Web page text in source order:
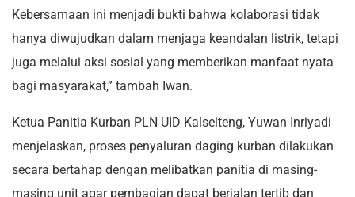
Kebersamaan ini menjadi bukti bahwa kolaborasi tidak
hanya diwujudkan dalam menjaga keandalan listrik, tetapi
juga melalui aksi sosial yang memberikan manfaat nyata
bagi masyarakat,” tambah Iwan.
Ketua Panitia Kurban PLN UID Kalselteng, Yuwan Inriyadi
menjelaskan, proses penyaluran daging kurban dilakukan
secara bertahap dengan melibatkan panitia di masing-
masing unit agar pembagian dapat berjalan tertib dan